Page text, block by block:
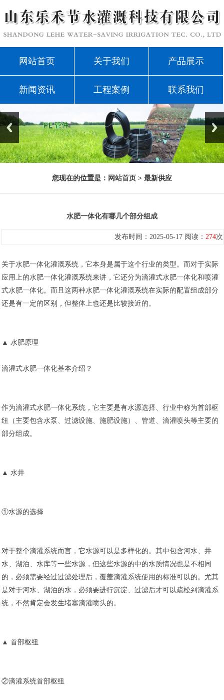
网站首页 关于我们 产品展示
新闻资讯 工程案例 联系我们
您现在的位置是： 网站首页 > 最新供应
水肥一体化有哪几个部分组成
发布时间：2025-05-17 阅读： 274次
关于水肥一体化灌溉系统，它本身是属于这个行业的类型。而对于实际
应用上的水肥一体化灌溉系统来讲，它还分为滴灌式水肥一体化和喷灌
式水肥一体化。而且这两种水肥一体化灌溉系统在实际的配置组成部分
还是有一定的区别，但整体上也还是比较接近的。
▲ 水肥原理
滴灌式水肥一体化基本介绍？
作为滴灌式水肥一体化系统，它主要是有水源选择、行业中称为首部枢
纽（主要包含水泵、过滤设施、施肥设施）、管道、滴灌喷头等主要的
部分组成。
▲ 水井
①水源的选择
对于整个滴灌系统而言，它水源可以是多样化的。其中包含河水、井
水、湖泊、水库等一些水源，但这些水源的中的水质情况也是不相同
的，必须需要经过过滤处理后，覆盖滴灌系统使用的标准可以的。尤其
是对于河水、湖泊的水，必须要进行沉淀、过滤后才可以疏松到滴灌系
统，不然肯定会发生堵塞滴灌喷头的。
▲ 首部枢纽
②滴灌系统首部枢纽